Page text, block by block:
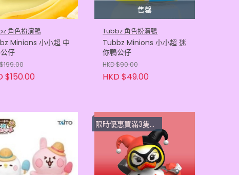
角色扮演鴨
Minions 小小超 中
仔
$150.00
售罄
Tubbz 角色扮演鴨
Tubbz Minions 小小超 迷
你鴨公仔
HKD $90.00
HKD $49.00
限時優惠買滿3隻或以上每隻 $33.3